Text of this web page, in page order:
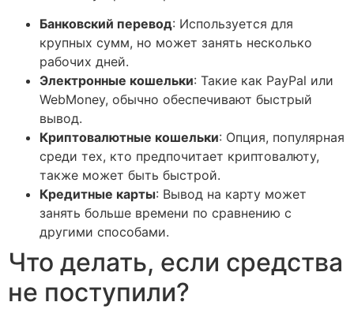
Банковский перевод: Используется для
крупных сумм, но может занять несколько
рабочих дней.
Электронные кошельки: Такие как PayPal или
WebMoney, обычно обеспечивают быстрый
вывод.
Криптовалютные кошельки: Опция, популярная
среди тех, кто предпочитает криптовалюту,
также может быть быстрой.
Кредитные карты: Вывод на карту может
занять больше времени по сравнению с
другими способами.
Что делать, если средства
не поступили?